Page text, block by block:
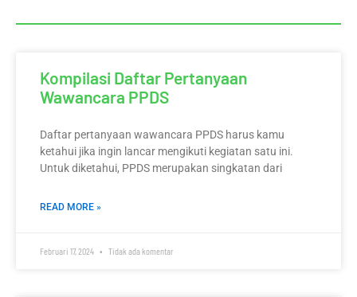
Kompilasi Daftar Pertanyaan
Wawancara PPDS
Daftar pertanyaan wawancara PPDS harus kamu
ketahui jika ingin lancar mengikuti kegiatan satu ini.
Untuk diketahui, PPDS merupakan singkatan dari
READ MORE »
Februari 17, 2024 Tidak ada komentar